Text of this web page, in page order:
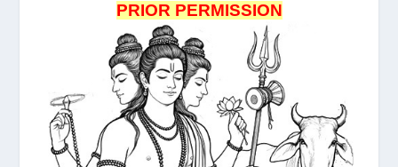
PRIOR PERMISSION